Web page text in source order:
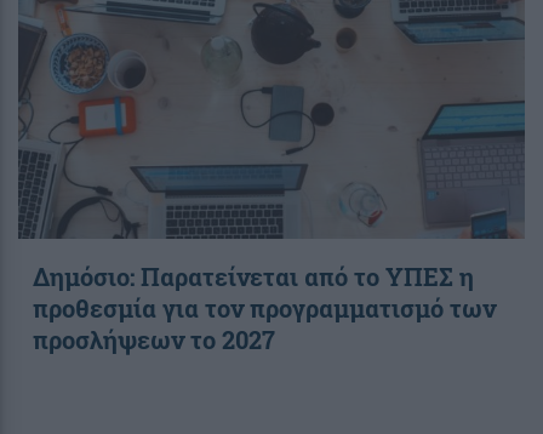
Δημόσιο: Παρατείνεται από το ΥΠΕΣ η
προθεσμία για τον προγραμματισμό των
προσλήψεων το 2027